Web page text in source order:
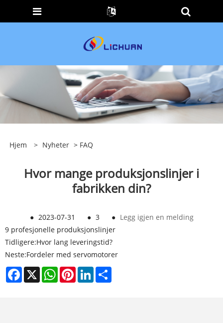
Hjem > Nyheter > FAQ
Hvor mange produksjonslinjer i
fabrikken din?
● 2023-07-31 ● 3 ● Legg igjen en melding
9 profesjonelle produksjonslinjer
Tidligere:Hvor lang leveringstid?
Neste:Fordeler med servomotorer
Facebook
X WhatsAppPinterestLinkedIn